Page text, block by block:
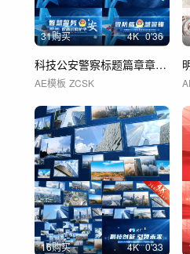
31购买 4K 0'36
科技公安警察标题篇章章节片花 02
AE模板 ZCSK
16购买 4K 0'33